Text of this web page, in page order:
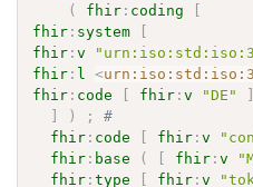
(
fhir : coding
fhir : system
fhir :v
fhir : l <
fhir : code fhir :v "DE"
) ;
#
fhir : code fhir :v
fhir : base ( fhir :v
fhir :type fhir :v